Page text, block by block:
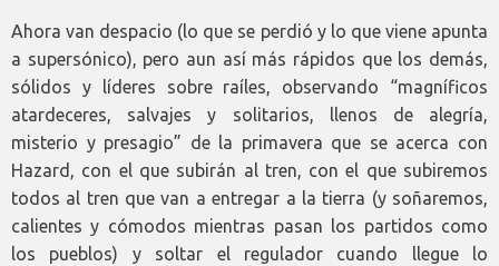
Ahora van despacio (lo que se perdió y lo que viene apunta
a supersónico), pero aun así más rápidos que los demás,
sólidos y líderes sobre raíles, observando “magníficos
atardeceres, salvajes y solitarios, llenos de alegría,
misterio y presagio” de la primavera que se acerca con
Hazard, con el que subirán al tren, con el que subiremos
todos al tren que van a entregar a la tierra (y soñaremos,
calientes y cómodos mientras pasan los partidos como
los pueblos) y soltar el regulador cuando llegue lo